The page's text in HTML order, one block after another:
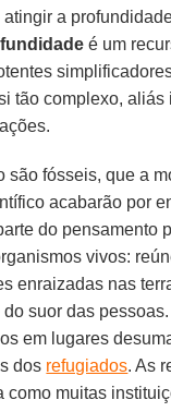
atingir a
é um
tão complexo, aliás
são fósseis, que a
acabarão por
do pensamento
vivos:
enraizadas nas
suor das
em lugares
dos refugiados. As
como muitas